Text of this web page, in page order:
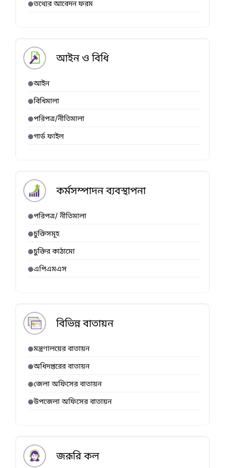
তথ্যের আবেদন ফরম
আইন ও বিধি
আইন
বিধিমালা
পরিপত্র/নীতিমালা
গার্ড ফাইল
কর্মসম্পাদন ব্যবস্থাপনা
পরিপত্র/ নীতিমালা
চুক্তিসমূহ
চুক্তির কাঠামো
এপিএমএস
বিভিন্ন বাতায়ন
মন্ত্রণালয়ের বাতায়ন
অধিদপ্তরের বাতায়ন
জেলা অফিসের বাতায়ন
উপজেলা অফিসের বাতায়ন
জরূরি কল